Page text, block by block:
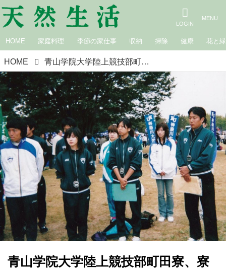
HOME 家庭料理 季節の家仕事 収納 掃除 健康 花と緑
HOME 青山学院大学陸上競技部町田寮、寮母・原 美穂さんの20年。夫・晋さんに巻き込まれて始まった幸せ
青山学院大学陸上競技部町田寮、寮